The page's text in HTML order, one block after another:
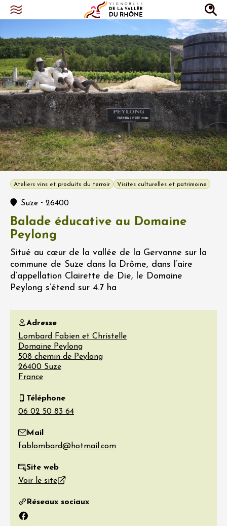
Ateliers vins et produits du terroir Visites culturelles et patrimoine
Suze - 26400
Balade éducative au Domaine
Peylong
Situé au cœur de la vallée de la Gervanne sur la
commune de Suze dans la Drôme, dans l’aire
d’appellation Clairette de Die, le Domaine
Peylong s’étend sur 4.7 ha
Adresse
Lombard Fabien et Christelle
Domaine Peylong
508 chemin de Peylong
26400 Suze
France
Téléphone
Mail
Site web
Voir le site
Réseaux sociaux
Facebook